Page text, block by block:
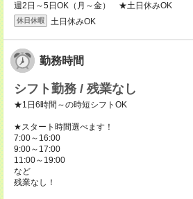
週2日～5日OK（月～金） ★土日休みOK
休日休暇 土日休みOK
勤務時間
シフト勤務 / 残業なし
★1日6時間～の時短シフトOK
★スタート時間選べます！
7:00～16:00
9:00～17:00
11:00～19:00
など
残業なし！